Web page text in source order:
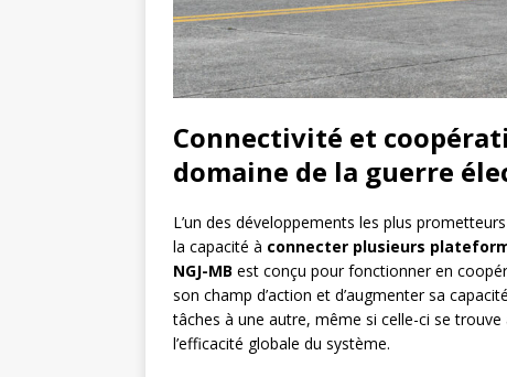
Connectivité et
domaine de la guerre
L’un des développements les plus
la capacité à connecter plusieurs
NGJ-MB est conçu pour fonctionner en
son champ d’action et d’augmenter sa
tâches à une autre, même si celle-ci se trouve
l’efficacité globale du système.